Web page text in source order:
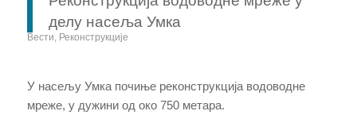
делу насеља Умка
Вести, Реконструкције
У насељу Умка почиње реконструкција водоводне
мреже, у дужини од око 750 метара.